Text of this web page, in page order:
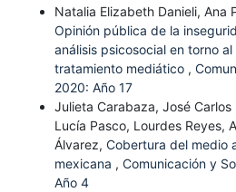
Natalia Elizabeth Danieli, Ana
Opinión pública de la
análisis psicosocial en torno
tratamiento mediático ,
2020: Año 17
Julieta Carabaza, José
Lucía Pasco, Lourdes Reyes,
Álvarez, Cobertura del medio
mexicana , Comunicación y
Año 4